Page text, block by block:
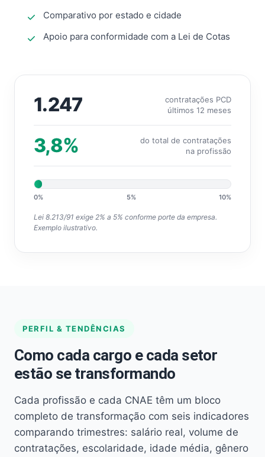
Comparativo por estado e cidade
Apoio para conformidade com a Lei de Cotas
1.247
contratações PCD
últimos 12 meses
3,8%
do total de contratações
na profissão
0% 5% 10%
Lei 8.213/91 exige 2% a 5% conforme porte da empresa.
Exemplo ilustrativo.
PERFIL & TENDÊNCIAS
Como cada cargo e cada setor
estão se transformando
Cada profissão e cada CNAE têm um bloco
completo de transformação com seis indicadores
comparando trimestres: salário real, volume de
contratações, escolaridade, idade média, gênero